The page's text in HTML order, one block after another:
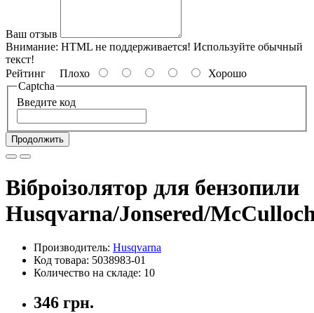
Ваш отзыв
Внимание: HTML не поддерживается! Используйте обычный
текст!
Рейтинг Плохо
Хорошо
Captcha
Введите код
Продолжить
Віброізолятор для бензопили
Husqvarna/Jonsered/
Производитель: Husqvarna
Код товара: 5038983-01
Количество на складе: 10
346 грн.